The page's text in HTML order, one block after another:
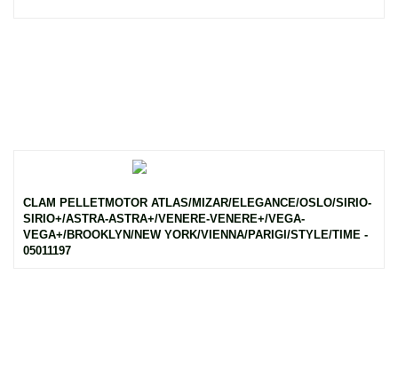
CLAM PELLETMOTOR ATLAS/MIZAR/ELEGANCE/OSLO/SIRIO-
SIRIO+/ASTRA-ASTRA+/VENERE-VENERE+/VEGA-
VEGA+/BROOKLYN/NEW YORK/VIENNA/PARIGI/STYLE/TIME -
05011197